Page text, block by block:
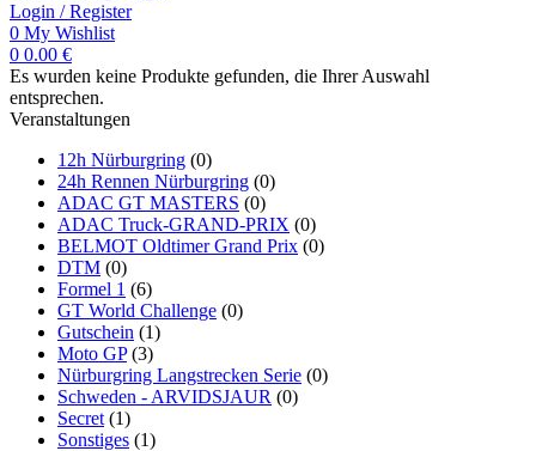
Login / Register
0 My Wishlist
0 0.00 €
Es wurden keine Produkte gefunden, die Ihrer Auswahl
entsprechen.
Veranstaltungen
12h Nürburgring (0)
24h Rennen Nürburgring (0)
ADAC GT MASTERS (0)
ADAC Truck-GRAND-PRIX (0)
BELMOT Oldtimer Grand Prix (0)
DTM (0)
Formel 1 (6)
GT World Challenge (0)
Gutschein (1)
Moto GP (3)
Nürburgring Langstrecken Serie (0)
Schweden - ARVIDSJAUR (0)
Secret (1)
Sonstiges (1)